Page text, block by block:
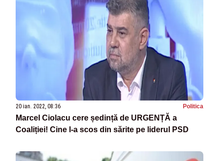
20 ian. 2022, 08:36 Politica
Marcel Ciolacu cere ședință de URGENȚĂ a
Coaliției! Cine l-a scos din sărite pe liderul PSD